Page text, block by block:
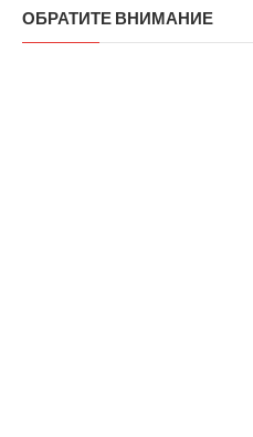
ОБРАТИТЕ ВНИМАНИЕ